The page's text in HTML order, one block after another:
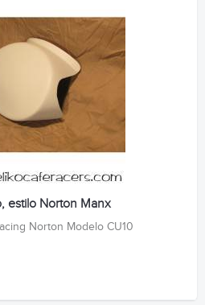
estilo Norton Manx
Norton Modelo CU10